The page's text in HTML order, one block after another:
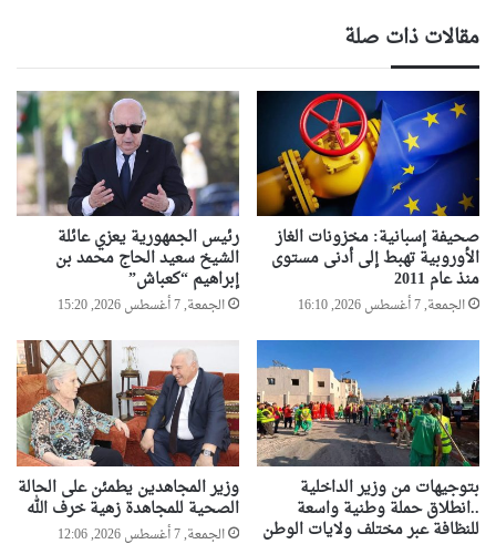
مقالات ذات صلة
صحيفة إسبانية: مخزونات الغاز
الأوروبية تهبط إلى أدنى مستوى
منذ عام 2011
الجمعة, 7 أغسطس 2026, 16:10
رئيس الجمهورية يعزي عائلة
الشيخ سعيد الحاج محمد بن
إبراهيم “كعباش”
الجمعة, 7 أغسطس 2026, 15:20
بتوجيهات من وزير الداخلية
..انطلاق حملة وطنية واسعة
للنظافة عبر مختلف ولايات الوطن
وزير المجاهدين يطمئن على الحالة
الصحية للمجاهدة زهية خرف الله
الجمعة, 7 أغسطس 2026, 12:06